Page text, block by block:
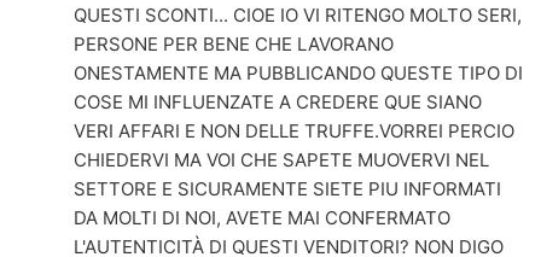
QUESTI SCONTI... CIOE IO VI RITENGO MOLTO SERI,
PERSONE PER BENE CHE LAVORANO
ONESTAMENTE MA PUBBLICANDO QUESTE TIPO DI
COSE MI INFLUENZATE A CREDERE QUE SIANO
VERI AFFARI E NON DELLE TRUFFE.VORREI PERCIO
CHIEDERVI MA VOI CHE SAPETE MUOVERVI NEL
SETTORE E SICURAMENTE SIETE PIU INFORMATI
DA MOLTI DI NOI, AVETE MAI CONFERMATO
L'AUTENTICITÀ DI QUESTI VENDITORI? NON DIGO